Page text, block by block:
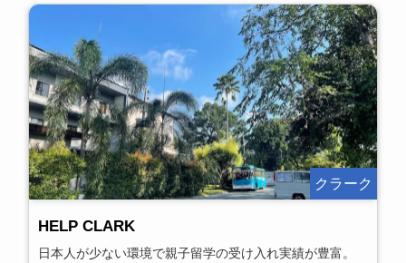
クラーク
HELP CLARK
日本人が少ない環境で親子留学の受け入れ実績が豊富。